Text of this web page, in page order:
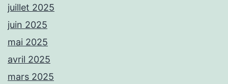
juillet 2025
juin 2025
mai 2025
avril 2025
mars 2025